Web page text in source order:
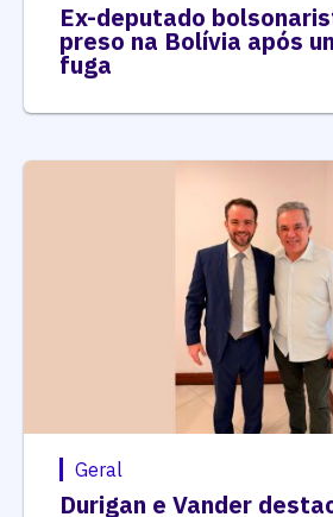
Ex-deputado
preso na Bolívia após
fuga
Geral
Durigan e Vander